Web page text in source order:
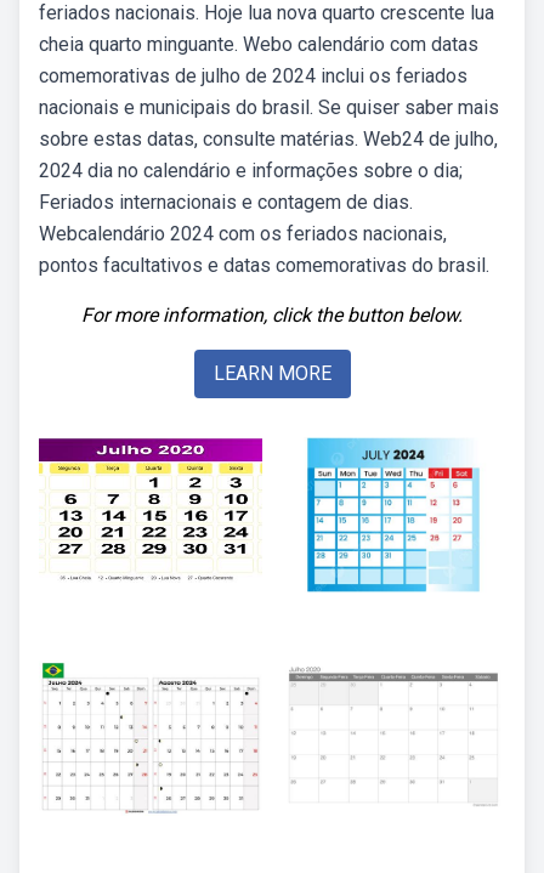
feriados nacionais. Hoje lua nova quarto crescente lua
cheia quarto minguante. Webo calendário com datas
comemorativas de julho de 2024 inclui os feriados
nacionais e municipais do brasil. Se quiser saber mais
sobre estas datas, consulte matérias. Web24 de julho,
2024 dia no calendário e informações sobre o dia;
Feriados internacionais e contagem de dias.
Webcalendário 2024 com os feriados nacionais,
pontos facultativos e datas comemorativas do brasil.
For more information, click the button below.
LEARN MORE